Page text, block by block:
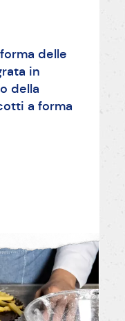
delle
in
della
a forma